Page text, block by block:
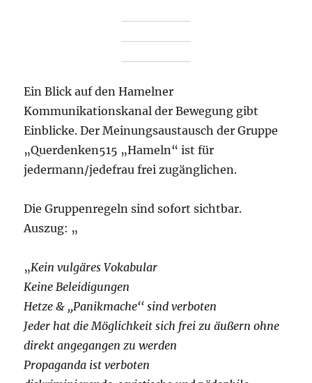
Ein Blick auf den Hamelner
Kommunikationskanal der Bewegung gibt
Einblicke. Der Meinungsaustausch der Gruppe
„Querdenken515 „Hameln“ ist für
jedermann/jedefrau frei zugänglichen.
Die Gruppenregeln sind sofort sichtbar.
Auszug: „
„Kein vulgäres Vokabular
Keine Beleidigungen
Hetze & ,,Panikmache‘‘ sind verboten
Jeder hat die Möglichkeit sich frei zu äußern ohne
direkt angegangen zu werden
Propaganda ist verboten